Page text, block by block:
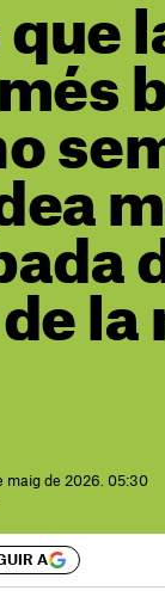
que
la
maig de 2026. 05:30
A